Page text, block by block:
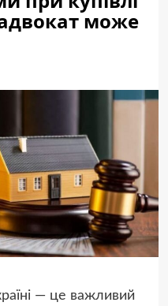
може
— це важливий